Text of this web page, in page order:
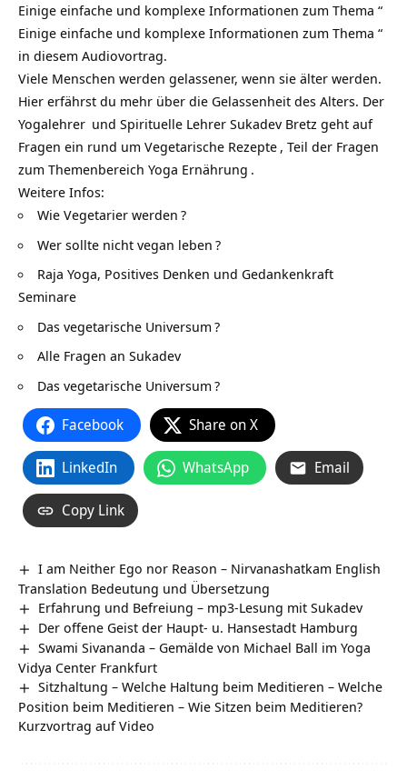
Einige einfache und komplexe Informationen zum Thema “
Einige einfache und komplexe Informationen zum Thema “
in diesem Audiovortrag.
Viele Menschen werden gelassener, wenn sie älter werden.
Hier erfährst du mehr über die Gelassenheit des Alters. Der
Yogalehrer und Spirituelle Lehrer Sukadev Bretz geht auf
Fragen ein rund um Vegetarische Rezepte , Teil der Fragen
zum Themenbereich Yoga Ernährung .
Weitere Infos:
Wie Vegetarier werden ?
Wer sollte nicht vegan leben ?
Raja Yoga, Positives Denken und Gedankenkraft
Seminare
Das vegetarische Universum ?
Alle Fragen an Sukadev
Das vegetarische Universum ?
Facebook Share on X
LinkedIn WhatsApp Email
Copy Link
I am Neither Ego nor Reason – Nirvanashatkam English
Translation Bedeutung und Übersetzung
Erfahrung und Befreiung – mp3-Lesung mit Sukadev
Der offene Geist der Haupt- u. Hansestadt Hamburg
Swami Sivananda – Gemälde von Michael Ball im Yoga
Vidya Center Frankfurt
Sitzhaltung – Welche Haltung beim Meditieren – Welche
Position beim Meditieren – Wie Sitzen beim Meditieren?
Kurzvortrag auf Video